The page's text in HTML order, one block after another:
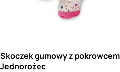
Skoczek gumowy z pokrowcem
Jednorożec